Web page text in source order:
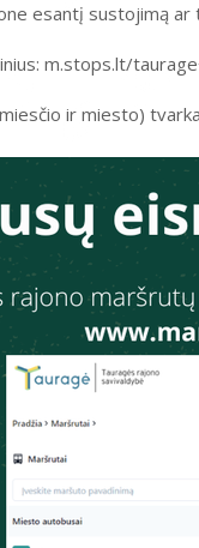
esantį sustojimą ar
m.stops.lt/
ir miesto)